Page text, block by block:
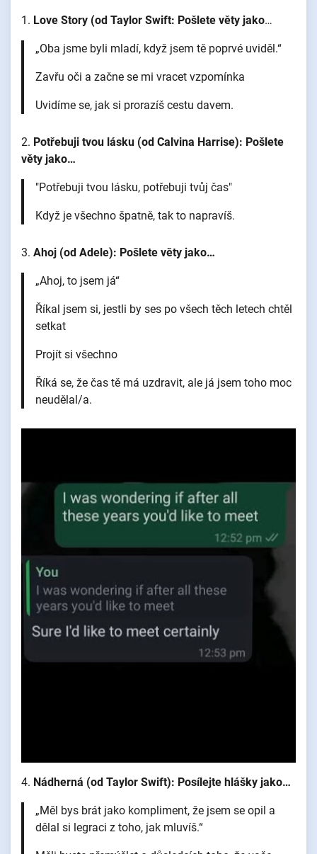
1. Love Story (od Taylor Swift: Pošlete věty jako…
„Oba jsme byli mladí, když jsem tě poprvé uviděl.“
Zavřu oči a začne se mi vracet vzpomínka
Uvidíme se, jak si prorazíš cestu davem.
2. Potřebuji tvou lásku (od Calvina Harrise): Pošlete
věty jako…
"Potřebuji tvou lásku, potřebuji tvůj čas"
Když je všechno špatně, tak to napravíš.
3. Ahoj (od Adele): Pošlete věty jako…
„Ahoj, to jsem já“
Říkal jsem si, jestli by ses po všech těch letech chtěl
setkat
Projít si všechno
Říká se, že čas tě má uzdravit, ale já jsem toho moc
neudělal/a.
4. Nádherná (od Taylor Swift): Posílejte hlášky jako…
„Měl bys brát jako kompliment, že jsem se opil a
dělal si legraci z toho, jak mluvíš.“